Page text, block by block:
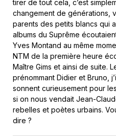
tirer de tout cela, c’est
changement de générations,
parents des petits blancs qui
albums du Suprême
Yves Montand au même
NTM de la première heure
Maître Gims et ainsi de suite.
prénommant Didier et Bruno,
sonnent curieusement pour
si on nous vendait Jean-
rebelles et poètes urbains.
dire ?